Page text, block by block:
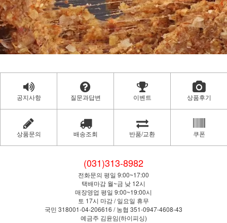
공지사항 질문과답변 이벤트 상품후기
상품문의 배송조회 반품/교환 쿠폰
(031)313-8982
전화문의 평일 9:00~17:00
택배마감 월~금 낮 12시
매장영업 평일 9:00~19:00시
토 17시 마감 / 일요일 휴무
국민 318001-04-206616 / 농협 351-0947-4608-43
예금주 김윤임(하이피싱)